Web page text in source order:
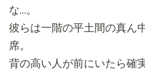
な…。
彼らは一階の平土間の真ん
席。
背の高い人が前にいたら確